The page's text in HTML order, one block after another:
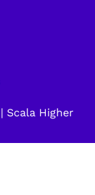
| Scala Higher